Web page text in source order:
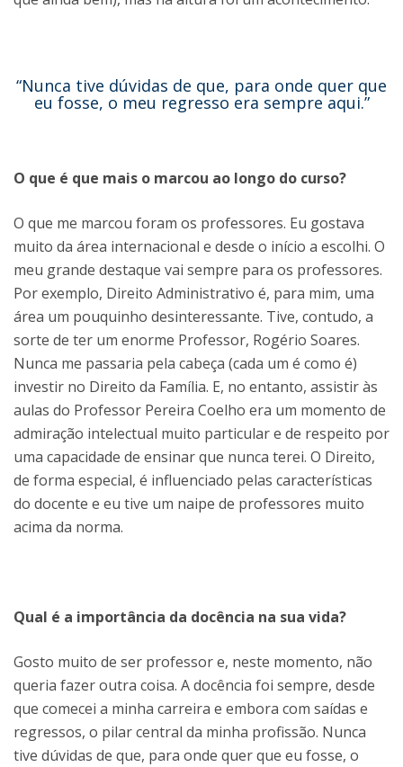
“Nunca tive dúvidas de que, para onde quer que
eu fosse, o meu regresso era sempre aqui.”
O que é que mais o marcou ao longo do curso?
O que me marcou foram os professores. Eu gostava
muito da área internacional e desde o início a escolhi. O
meu grande destaque vai sempre para os professores.
Por exemplo, Direito Administrativo é, para mim, uma
área um pouquinho desinteressante. Tive, contudo, a
sorte de ter um enorme Professor, Rogério Soares.
Nunca me passaria pela cabeça (cada um é como é)
investir no Direito da Família. E, no entanto, assistir às
aulas do Professor Pereira Coelho era um momento de
admiração intelectual muito particular e de respeito por
uma capacidade de ensinar que nunca terei. O Direito,
de forma especial, é influenciado pelas características
do docente e eu tive um naipe de professores muito
acima da norma.
Qual é a importância da docência na sua vida?
Gosto muito de ser professor e, neste momento, não
queria fazer outra coisa. A docência foi sempre, desde
que comecei a minha carreira e embora com saídas e
regressos, o pilar central da minha profissão. Nunca
tive dúvidas de que, para onde quer que eu fosse, o